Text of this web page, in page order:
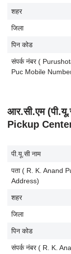
शहर
जिला
पिन कोड
संपर्क नंबर (
Puc Mobile
आर.सी.एम
Pickup
पी.यू.सी नाम
पता ( R. K. Anand
Address)
शहर
जिला
पिन कोड
संपर्क नंबर ( R. K.